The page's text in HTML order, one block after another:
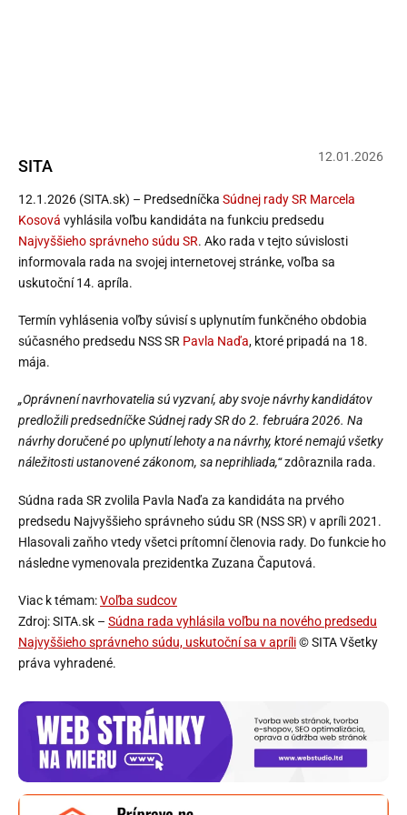
SITA 12.01 .2026
12.1.2026 (SITA.sk) – Predsedníčka Súdnej rady SR Marcela
Kosová vyhlásila voľbu kandidáta na funkciu predsedu
Najvyššieho správneho súdu SR. Ako rada v tejto súvislosti
informovala rada na svojej internetovej stránke, voľba sa
uskutoční 14. apríla.
Termín vyhlásenia voľby súvisí s uplynutím funkčného obdobia
súčasného predsedu NSS SR Pavla Naďa, ktoré pripadá na 18.
mája.
„Oprávnení navrhovatelia sú vyzvaní, aby svoje návrhy kandidátov
predložili predsedníčke Súdnej rady SR do 2. februára 2026. Na
návrhy doručené po uplynutí lehoty a na návrhy, ktoré nemajú všetky
náležitosti ustanovené zákonom, sa neprihliada,“zdôraznila rada.
Súdna rada SR zvolila Pavla Naďa za kandidáta na prvého
predsedu Najvyššieho správneho súdu SR (NSS SR) v apríli 2021.
Hlasovali zaňho vtedy všetci prítomní členovia rady. Do funkcie ho
následne vymenovala prezidentka Zuzana Čaputová.
Viac k témam:Voľba sudcov
Zdroj: SITA.sk – Súdna rada vyhlásila voľbu na nového predsedu
Najvyššieho správneho súdu, uskutoční sa v apríli© SITA Všetky
práva vyhradené.